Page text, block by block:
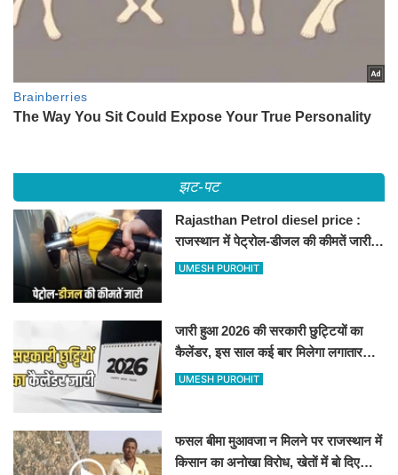
झट-पट
Rajasthan Petrol diesel price :
राजस्थान में पेट्रोल-डीजल की कीमतें जारी,
जानिए बीकानेर समेत पुरे प्रदेश में नए रेट
UMESH PUROHIT
जारी हुआ 2026 की सरकारी छुट्टियों का
कैलेंडर, इस साल कई बार मिलेगा लगातार
अवकाश, देखें
UMESH PUROHIT
फसल बीमा मुआवजा न मिलने पर राजस्थान में
किसान का अनोखा विरोध, खेतों में बो दिए